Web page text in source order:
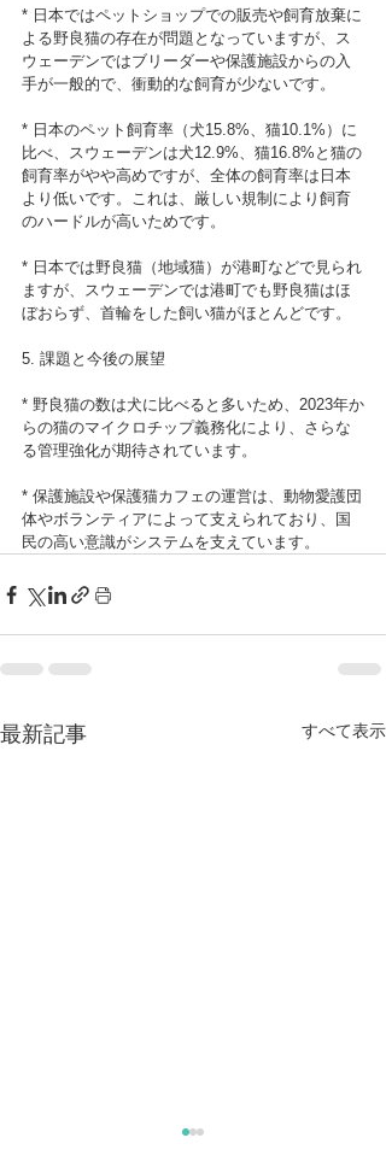
* 日本ではペットショップでの販売や飼育放棄に
よる野良猫の存在が問題となっていますが、ス
ウェーデンではブリーダーや保護施設からの入
手が一般的で、衝動的な飼育が少ないです。
* 日本のペット飼育率（犬15.8%、猫10.1%）に
比べ、スウェーデンは犬12.9%、猫16.8%と猫の
飼育率がやや高めですが、全体の飼育率は日本
より低いです。これは、厳しい規制により飼育
のハードルが高いためです。
* 日本では野良猫（地域猫）が港町などで見られ
ますが、スウェーデンでは港町でも野良猫はほ
ぼおらず、首輪をした飼い猫がほとんどです。
5. 課題と今後の展望
* 野良猫の数は犬に比べると多いため、2023年か
らの猫のマイクロチップ義務化により、さらな
る管理強化が期待されています。
* 保護施設や保護猫カフェの運営は、動物愛護団
体やボランティアによって支えられており、国
民の高い意識がシステムを支えています。
最新記事 すべて表示